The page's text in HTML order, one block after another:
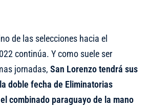
de las selecciones hacia el
continúa. Y como suele ser
jornadas, San Lorenzo tendrá sus
doble fecha de Eliminatorias
combinado paraguayo de la mano